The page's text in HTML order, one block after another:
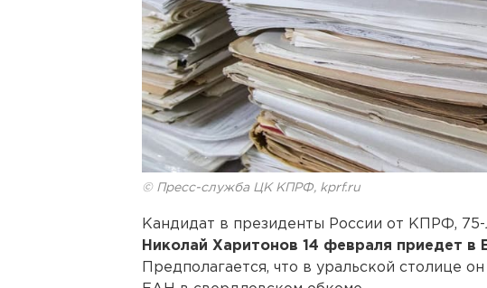
© Пресс-служба ЦК КПРФ, kprf.ru
Кандидат в президенты России от КПРФ,
Николай Харитонов 14 февраля приедет в
Предполагается, что в уральской столице